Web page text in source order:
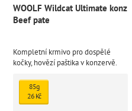
WOOLF Wildcat Ultimate konz
Beef pate
Kompletní krmivo pro dospělé
kočky, hovězí paštika v konzervě.
vytvořené pro uspokojení
náročných chutí vašeho kočičího
přítele.
85g
26 Kč